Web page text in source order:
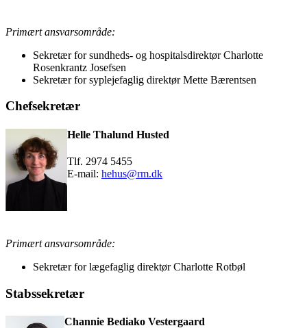
Primært ansvarsområde:
Sekretær for sundheds- og hospitalsdirektør Charlotte
Rosenkrantz Josefsen
Sekretær for syplejefaglig direktør Mette Bærentsen
Chefsekretær
Helle Thalund Husted
Tlf. 2974 5455
E-mail: hehus@rm.dk
Primært ansvarsområde:
Sekretær for lægefaglig direktør Charlotte Rotbøl
Stabssekretær
Channie Bediako Vestergaard